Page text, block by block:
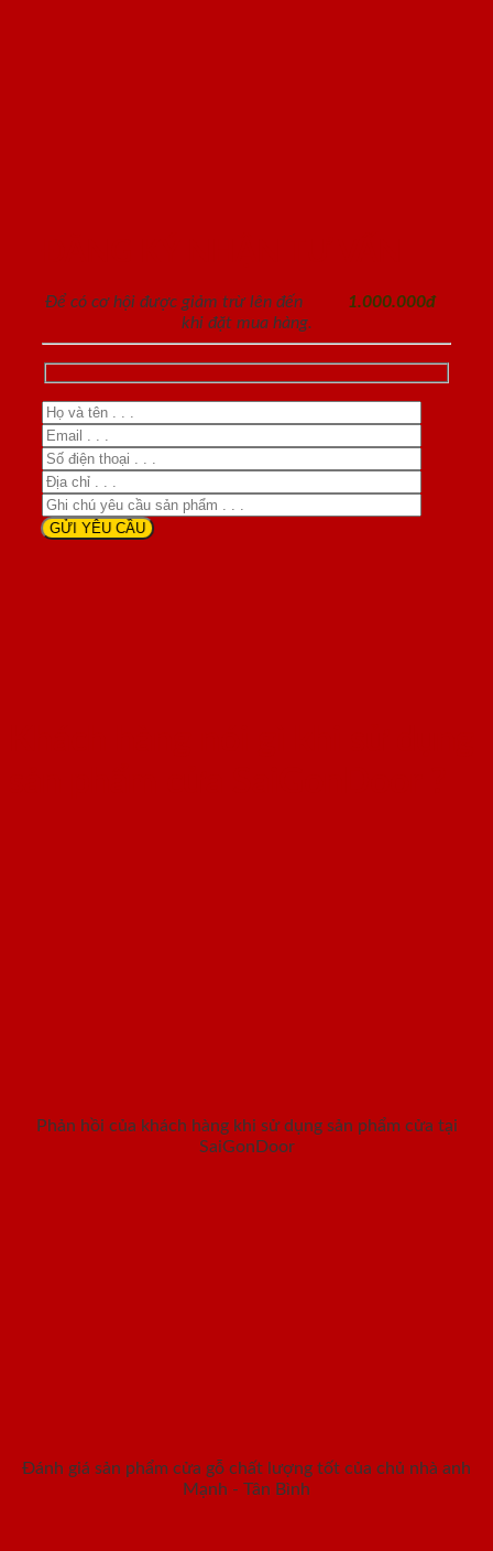
Để có cơ hội được giảm trừ lên đến
1.000.000đ
khi đặt mua hàng.
Phản hồi của khách hàng khi sử dụng sản phẩm cửa tại
SaiGonDoor
Đánh giá sản phẩm cửa gỗ chất lượng tốt của chủ nhà anh
Mạnh - Tân Bình